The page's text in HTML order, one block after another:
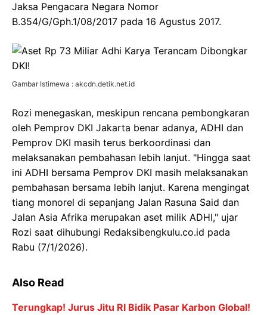
Jaksa Pengacara Negara Nomor
B.354/G/Gph.1/08/2017 pada 16 Agustus 2017.
Gambar Istimewa : akcdn.detik.net.id
Rozi menegaskan, meskipun rencana pembongkaran
oleh Pemprov DKI Jakarta benar adanya, ADHI dan
Pemprov DKI masih terus berkoordinasi dan
melaksanakan pembahasan lebih lanjut. "Hingga saat
ini ADHI bersama Pemprov DKI masih melaksanakan
pembahasan bersama lebih lanjut. Karena mengingat
tiang monorel di sepanjang Jalan Rasuna Said dan
Jalan Asia Afrika merupakan aset milik ADHI," ujar
Rozi saat dihubungi Redaksibengkulu.co.id pada
Rabu (7/1/2026).
Also Read
Terungkap! Jurus Jitu RI Bidik Pasar Karbon Global!